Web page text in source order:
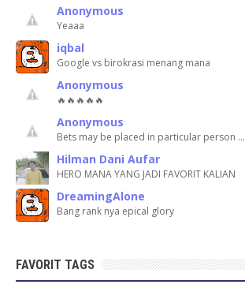
Anonymous
Yeaaa
iqbal
Google vs birokrasi menang mana
Anonymous
🔥🔥🔥🔥🔥
Anonymous
Bets may be placed in particular person …
Hilman Dani Aufar
HERO MANA YANG JADI FAVORIT KALIAN
DreamingAlone
Bang rank nya epical glory
FAVORIT TAGS